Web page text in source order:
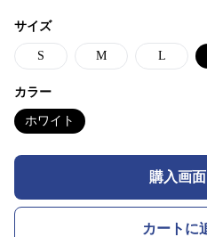
サイズ
S M L
カラー
ホワイト
購入画
カートに